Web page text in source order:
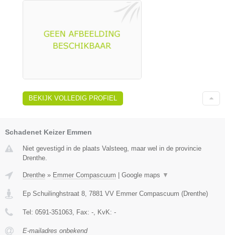
BEKIJK VOLLEDIG PROFIEL
Schadenet Keizer Emmen
Niet gevestigd in de plaats Valsteeg, maar wel in de provincie
Drenthe.
Drenthe » Emmer Compascuum Google maps ▼
Ep Schuilinghstraat 8, 7881 VV Emmer Compascuum (Drenthe)
Tel: 0591-351063, Fax: -, KvK: -
E-mailadres onbekend